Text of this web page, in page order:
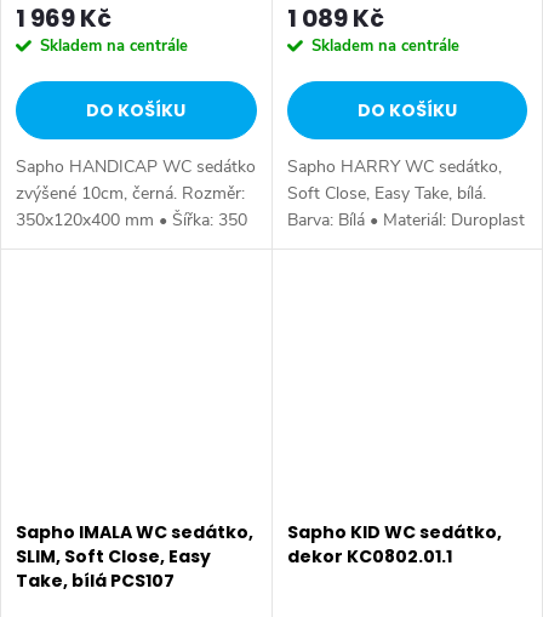
1 969 Kč
Skladem na centrále
DO KOŠÍKU
Sapho HANDICAP WC sedátko
zvýšené 10cm, černá. Rozměr:
350x120x400 mm • Šířka: 350
mm • Výška: 120 mm •
1 089 Kč
Skladem na centrále
DO KOŠÍKU
Sapho HARRY WC sedátko,
Soft Close, Easy Take, bílá.
Barva: Bílá • Materiál: Duroplast
• Tvar: D-tvar • Ostatní: Soft
Sapho IMALA WC sedátko,
SLIM, Soft Close, Easy
Take, bílá PCS107
Sapho KID WC sedátko,
dekor KC0802.01.1